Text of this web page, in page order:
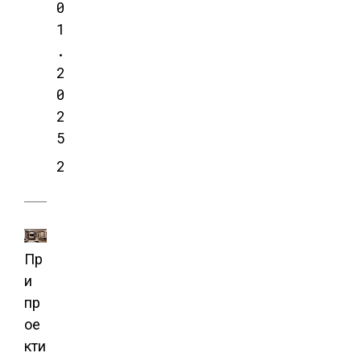
0
1
.
2
0
2
5
2
Пр
и
пр
ое
кти